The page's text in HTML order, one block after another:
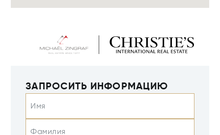
ЗАПРОСИТЬ ИНФОРМАЦИЮ
Имя
Фамилия